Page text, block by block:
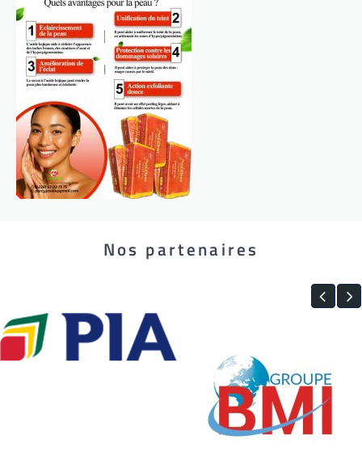
Nos partenaires